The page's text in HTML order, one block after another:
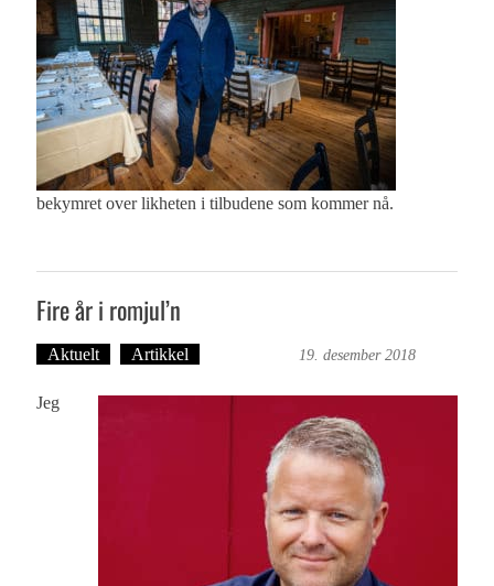
bekymret over likheten i tilbudene som kommer nå.
Fire år i romjul’n
Aktuelt Artikkel 19. desember 2018
Jeg